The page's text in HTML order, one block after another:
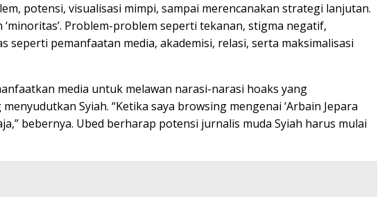
potensi, visualisasi mimpi, sampai merencanakan strategi lanjutan.
Problem-problem seperti tekanan, stigma negatif,
pemanfaatan media, akademisi, relasi, serta maksimalisasi
media untuk melawan narasi-narasi hoaks yang
Syiah. “Ketika saya browsing mengenai ‘Arbain Jepara
bebernya. Ubed berharap potensi jurnalis muda Syiah harus mulai